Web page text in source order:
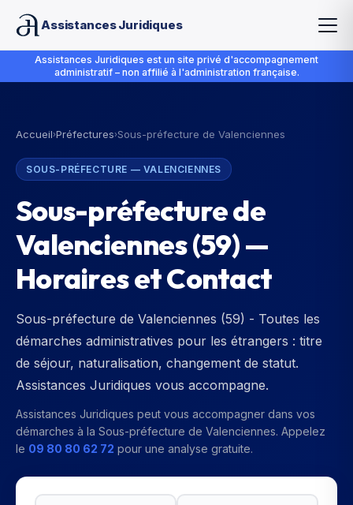
Assistances Juridiques
Assistances Juridiques est un site privé d'accompagnement
administratif – non affilié à l'administration française.
Accueil›Préfectures›Sous-préfecture de Valenciennes
SOUS-PRÉFECTURE — VALENCIENNES
Sous-préfecture de
Valenciennes(59) —
Horaires et Contact
Sous-préfecture de Valenciennes (59) - Toutes les
démarches administratives pour les étrangers : titre
de séjour, naturalisation, changement de statut.
Assistances Juridiques vous accompagne.
Assistances Juridiques peut vous accompagner dans vos
démarches à la Sous-préfecture de Valenciennes. Appelez
le 09 80 80 62 72 pour une analyse gratuite.